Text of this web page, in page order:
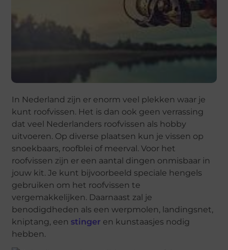
In Nederland zijn er enorm veel plekken waar je
kunt roofvissen. Het is dan ook geen verrassing
dat veel Nederlanders roofvissen als hobby
uitvoeren. Op diverse plaatsen kun je vissen op
snoekbaars, roofblei of meerval. Voor het
roofvissen zijn er een aantal dingen onmisbaar in
jouw kit. Je kunt bijvoorbeeld speciale hengels
gebruiken om het roofvissen te
vergemakkelijken. Daarnaast zal je
benodigdheden als een werpmolen, landingsnet,
kniptang, een stinger en kunstaasjes nodig
hebben.